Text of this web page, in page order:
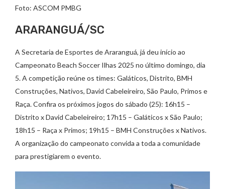
Foto: ASCOM PMBG
ARARANGUÁ/SC
A Secretaria de Esportes de Araranguá, já deu início ao
Campeonato Beach Soccer Ilhas 2025 no último domingo, dia
5. A competição reúne os times: Galáticos, Distrito, BMH
Construções, Nativos, David Cabeleireiro, São Paulo, Primos e
Raça. Confira os próximos jogos do sábado (25): 16h15 –
Distrito x David Cabeleireiro; 17h15 – Galáticos x São Paulo;
18h15 – Raça x Primos; 19h15 – BMH Construções x Nativos.
A organização do campeonato convida a toda a comunidade
para prestigiarem o evento.